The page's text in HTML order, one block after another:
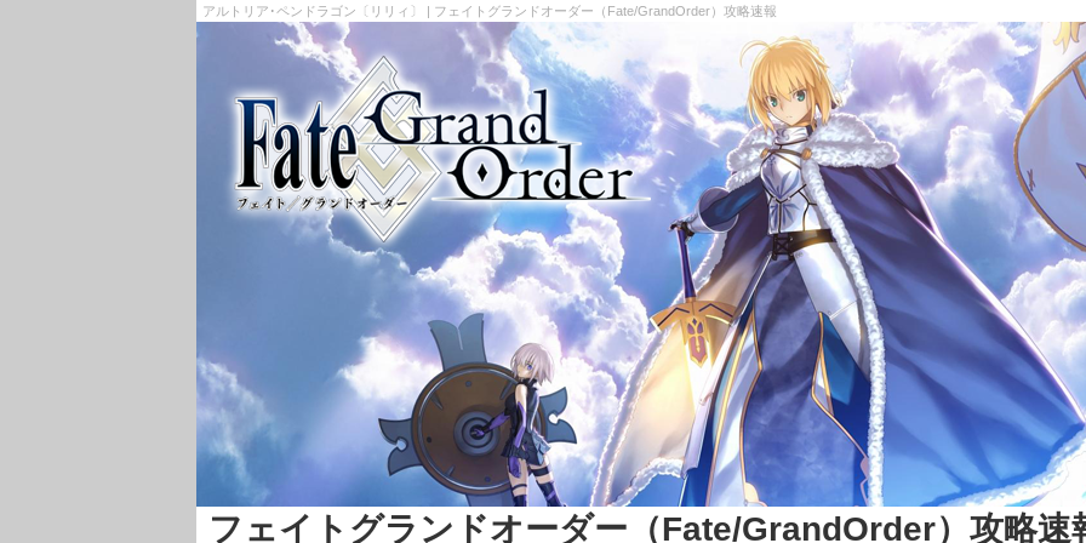
アルトリア･ペンドラゴン〔リリィ〕 | フェイトグランドオーダー（Fate/GrandOrder）攻略速報
フェイトグランドオーダー（Fate/GrandOrder）攻略速